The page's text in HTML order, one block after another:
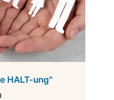
HALT-ung"